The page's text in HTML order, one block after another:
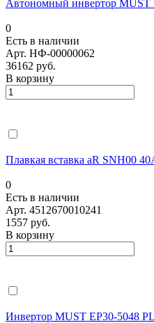
Автономный инвертор MUST
0
Есть в наличии
Арт. НФ-00000062
36162 руб.
В корзину
Плавкая вставка aR SNH00
0
Есть в наличии
Арт. 4512670010241
1557 руб.
В корзину
Инвертор MUST EP30-5048